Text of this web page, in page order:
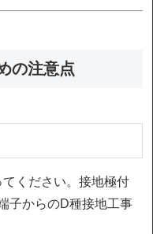
の注意点
ください。接地極付
子からのD種接地工事